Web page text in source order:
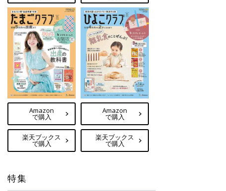
Amazon
で購入
楽天ブックス
で購入
Amazon
で購入
楽天ブックス
で購入
特集